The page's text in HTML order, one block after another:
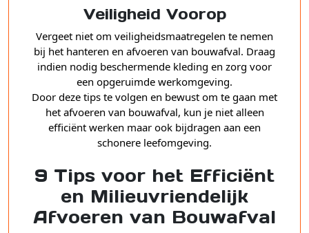
Veiligheid Voorop
Vergeet niet om veiligheidsmaatregelen te nemen
bij het hanteren en afvoeren van bouwafval. Draag
indien nodig beschermende kleding en zorg voor
een opgeruimde werkomgeving.
Door deze tips te volgen en bewust om te gaan met
het afvoeren van bouwafval, kun je niet alleen
efficiënt werken maar ook bijdragen aan een
schonere leefomgeving.
9 Tips voor het Efficiënt
en Milieuvriendelijk
Afvoeren van Bouwafval